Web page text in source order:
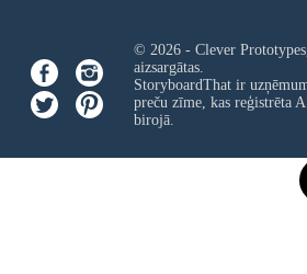
© 2026 - Clever
aizsargātas.
StoryboardThat ir
preču zīme, kas reģistrēta
birojā.